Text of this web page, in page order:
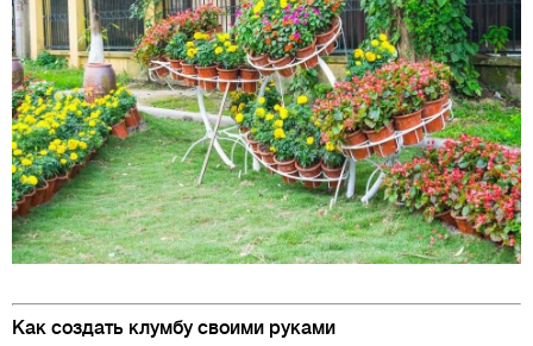
Как создать клумбу своими руками